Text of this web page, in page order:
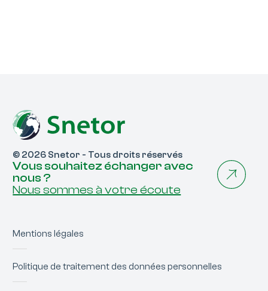
© 2026 Snetor - Tous droits réservés
Vous souhaitez échanger avec
nous ?
Nous sommes à votre écoute
Mentions légales
Politique de traitement des données personnelles